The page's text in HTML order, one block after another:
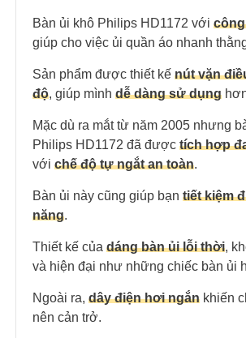
Bàn ủi khô Philips HD1172 với công
giúp cho việc ủi quần áo nhanh
Sản phẩm được thiết kế nút vặn
độ, giúp mình dễ dàng sử dụng
Mặc dù ra mắt từ năm 2005 nhưng
Philips HD1172 đã được tích hợp
với chế độ tự ngắt an toàn.
Bàn ủi này cũng giúp bạn tiết kiệm
năng.
Thiết kế của dáng bàn ủi lỗi thời,
và hiện đại như những chiếc bàn ủi
Ngoài ra, dây điện hơi ngắn khiến
nên cản trở.